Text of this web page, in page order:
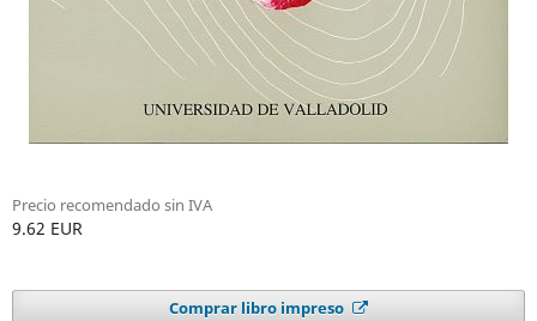
Precio recomendado sin IVA
9.62 EUR
Comprar libro impreso